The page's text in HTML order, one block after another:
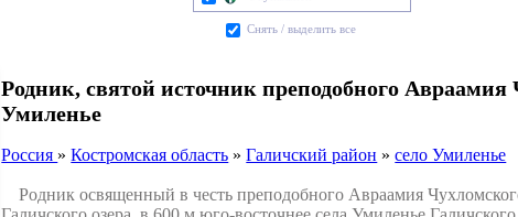
Cнять / выделить все
Родник, святой источник преподобного Авраамия
Умиленье
Россия »Костромская область »Галичский район »село Умиленье
Родник освященный в честь преподобного Авраамия